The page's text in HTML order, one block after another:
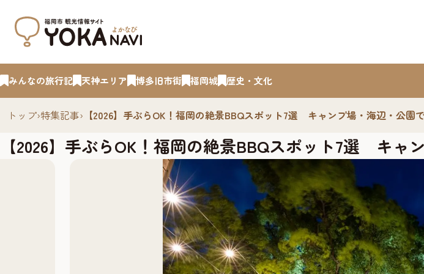
みんなの旅行記 天神エリア 博多旧市街 福岡城 歴史・文化
トップ›特集記事› 【2026】手ぶらOK！福岡の絶景BBQスポット7選 キャンプ場・海辺・公園
【2026】手ぶらOK！福岡の絶景BBQスポット7選 キャ